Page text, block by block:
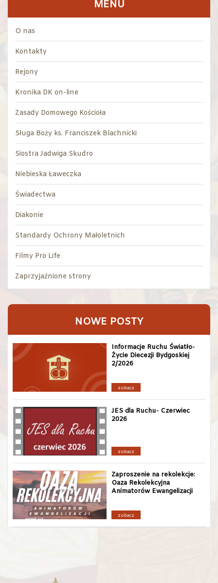
MENU
O nas
Kontakty
Rejony
Kronika DK on-line
Zasady Domowego Kościoła
Sługa Boży ks. Franciszek Blachnicki
Siostra Jadwiga Skudro
Niebieska Ławeczka
Świadectwa
Diakonie
Standardy Ochrony Małoletnich
Filmy Pro Life
Zaprzyjaźnione strony
NOWE POSTY
Informacje Ruchu Światło-
Życie Diecezji Bydgoskiej
2/2026
zobacz
JES dla Ruchu- Czerwiec
2026
zobacz
Zaproszenie na rekolekcje:
Oaza Rekolekcyjna
Animatorów Ewangelizacji
zobacz